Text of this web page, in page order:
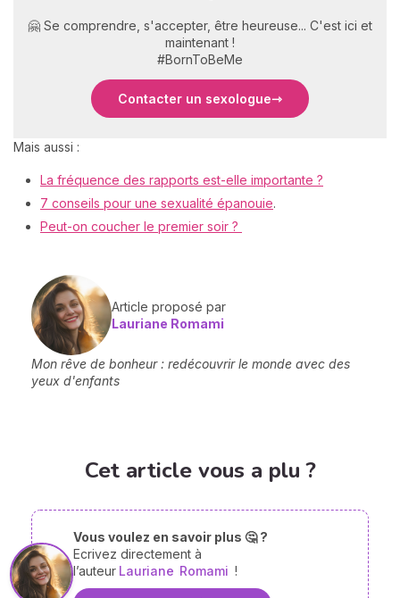
🤗 Se comprendre, s'accepter, être heureuse... C'est ici et
maintenant !
#BornToBeMe
Contacter un sexologue
Mais aussi :
La fréquence des rapports est-elle importante ?
7 conseils pour une sexualité épanouie.
Peut-on coucher le premier soir ?
Article proposé par
Lauriane Romami
Mon rêve de bonheur : redécouvrir le monde avec des
yeux d'enfants
Cet article vous a plu ?
Vous voulez en savoir plus 🤔 ?
Ecrivez directement à
l’auteur Lauriane Romami !